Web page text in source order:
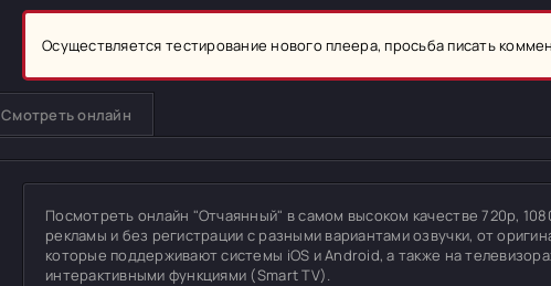
Осуществляется тестирование нового плеера, просьба писать
Смотреть онлайн
Посмотреть онлайн "Отчаянный" в самом высоком качестве 720p,
рекламы и без регистрации с разными вариантами озвучки, от
которые поддерживают системы iOS и Android, а также на
интерактивными функциями (Smart TV).